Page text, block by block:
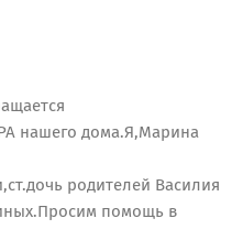
нашего дома.Я,Марина
родителей Василия
помощь в